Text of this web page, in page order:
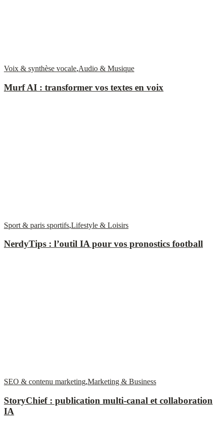
Voix & synthèse vocale,Audio & Musique
Murf AI : transformer vos textes en voix
Sport & paris sportifs,Lifestyle & Loisirs
NerdyTips : l’outil IA pour vos pronostics football
SEO & contenu marketing,Marketing & Business
StoryChief : publication multi-canal et collaboration
IA